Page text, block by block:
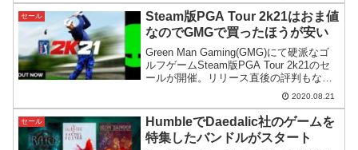
(中略)いざゆけ～、ほ↑の↓お↑の↓～ワ
カ・...
セール
Steam版PGA Tour 2k21はおま値
なのでGMGで買ったほうが安い
Green Man Gaming(GMG)にて硬派なゴ
ルフゲームSteam版PGA Tour 2k21のセ
ールが開催。リリース直後の評判もなか
なか良さそうで期待できそうです。2020.08.21
セール
HumbleでDaedalic社のゲームを
特集したバンドルがスタート